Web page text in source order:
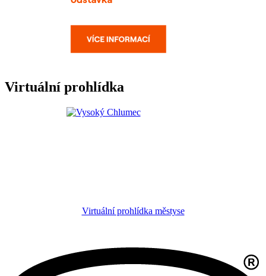
Virtuální prohlídka
Virtuální prohlídka městyse